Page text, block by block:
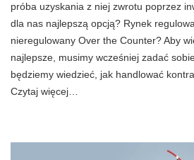
próba uzyskania z niej zwrotu poprzez
dla nas najlepszą opcją? Rynek
nieregulowany Over the Counter? Aby
najlepsze, musimy wcześniej zadać
będziemy wiedzieć, jak handlować
Czytaj więcej…